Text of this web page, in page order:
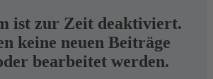
ist zur Zeit deaktiviert.
keine neuen Beiträge
bearbeitet werden.